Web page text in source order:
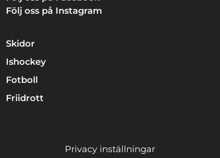
Följ oss på Instagram
Skidor
Ishockey
Fotboll
Friidrott
Privacy inställningar